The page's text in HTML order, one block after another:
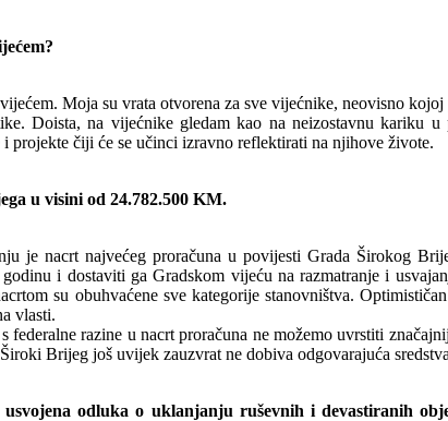
Moja su vrata otvorena za sve vijećnike, neovisno
Doista, na vijećnike gledam kao na neizostavnu kariku
projekte čiji će se učinci izravno reflektirati na njihove živote.
u visini od 24.782.500 KM.
je nacrt najvećeg proračuna u povijesti Grada Širokog
i dostaviti ga Gradskom vijeću na razmatranje i
su obuhvaćene sve kategorije stanovništva.
vlasti.
federalne razine u nacrt proračuna ne možemo uvrstiti
Brijeg još uvijek zauzvrat ne dobiva odgovarajuća
odluka o uklanjanju ruševnih i devastiranih